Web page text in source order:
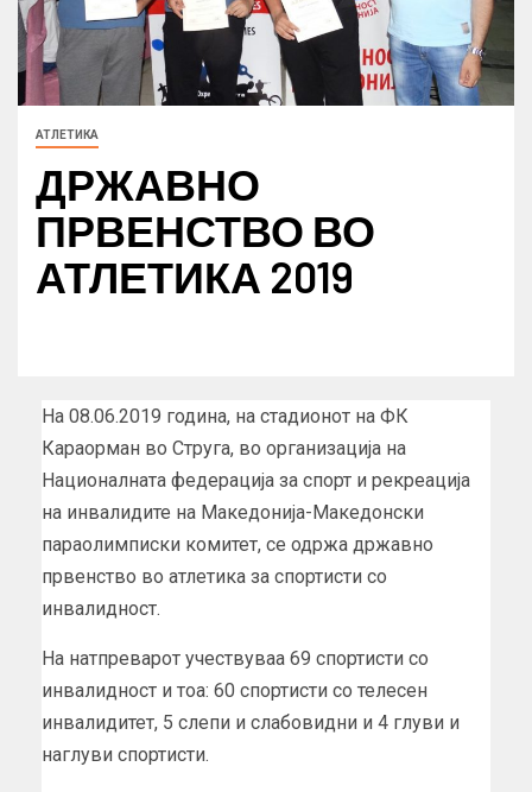
АТЛЕТИКА
ДРЖАВНО
ПРВЕНСТВО ВО
АТЛЕТИКА 2019
На 08.06.2019 година, на стадионот на ФК
Караорман во Струга, во организација на
Националната федерација за спорт и рекреација
на инвалидите на Македонија-Македонски
параолимписки комитет, се одржа државно
првенство во атлетика за спортисти со
инвалидност.
На натпреварот учествуваа 69 спортисти со
инвалидност и тоа: 60 спортисти со телесен
инвалидитет, 5 слепи и слабовидни и 4 глуви и
наглуви спортисти.